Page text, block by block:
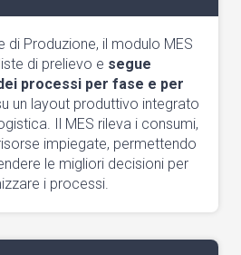
di Produzione, il modulo MES
di prelievo e segue
processi per fase e per
un layout produttivo integrato
Il MES rileva i consumi,
impiegate, permettendo
le migliori decisioni per
i processi.